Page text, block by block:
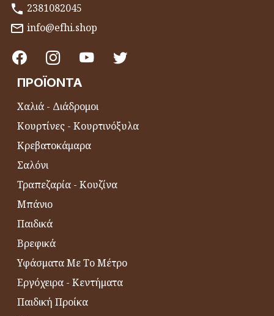
2381082045
info@efhi.shop
ΠΡΟΪΌΝΤΑ
Χαλιά - Διάδρομοι
Κουρτίνες - Κουρτινόξυλα
Κρεβατοκάμαρα
Σαλόνι
Τραπεζαρία - Κουζίνα
Μπάνιο
Παιδικά
Βρεφικά
Υφάσματα Με Το Μέτρο
Εργόχειρα - Κεντήματα
Παιδική Προίκα